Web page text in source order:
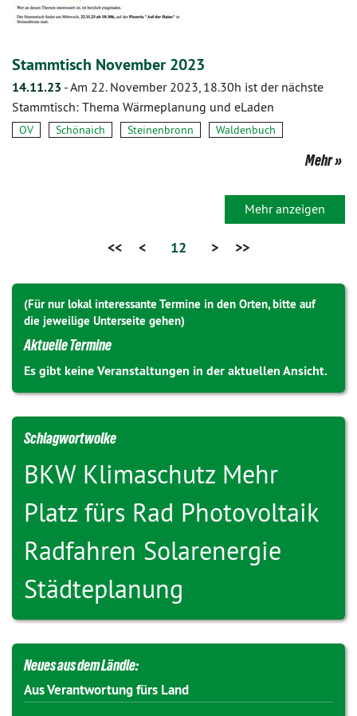
Stammtisch November 2023
14.11.23 -Am 22. November 2023, 18.30h ist der nächste
Stammtisch: Thema Wärmeplanung und eLaden
OV Schönaich Steinenbronn Waldenbuch
Mehr
Mehr anzeigen
<< < 12 > >>
(Für nur lokal interessante Termine in den Orten, bitte auf
die jeweilige Unterseite gehen)
Aktuelle Termine
Es gibt keine Veranstaltungen in der aktuellen Ansicht.
Schlagwortwolke
BKW Klimaschutz Mehr
Platz fürs Rad Photovoltaik
Radfahren Solarenergie
Städteplanung
Neues aus dem Ländle:
Aus Verantwortung fürs Land